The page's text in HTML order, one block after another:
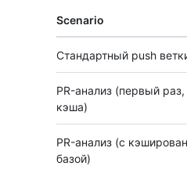
Scenario
Стандартный push
PR-анализ (первый раз,
кэша)
PR-анализ (с
базой)